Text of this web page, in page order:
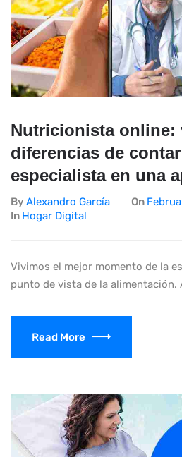
Nutricionista online:
diferencias de
especialista en una
By Alexandro García On
In Hogar Digital
Vivimos el mejor momento de la
punto de vista de la alimentación.
Read More